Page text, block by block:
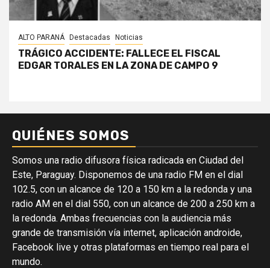
ALTO PARANÁ Destacadas Noticias
TRÁGICO ACCIDENTE: FALLECE EL FISCAL
EDGAR TORALES EN LA ZONA DE CAMPO 9
QUIÉNES SOMOS
Somos una radio difusora física radicada en Ciudad del
Este, Paraguay. Disponemos de una radio FM en el dial
102.5, con un alcance de 120 a 150 km a la redonda y una
radio AM en el dial 550, con un alcance de 200 a 250 km a
la redonda. Ambas frecuencias con la audiencia más
grande de transmisión vía internet, aplicación androide,
Facebook live y otras plataformas en tiempo real para el
mundo.